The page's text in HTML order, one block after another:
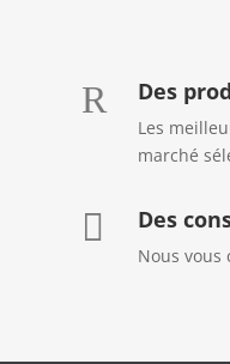
R Des
Les
marché
 Des
Nous vous